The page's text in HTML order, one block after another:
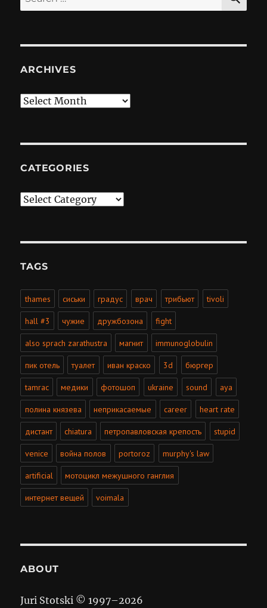
for:
ARCHIVES
Archives
CATEGORIES
Categories
TAGS
thames сиськи градус врач трибьют tivoli
hall #3 чужие дружбозона fight
also sprach zarathustra магнит immunoglobulin
пик отель туалет иван краско 3d бюргер
tamrac медики фотошоп ukraine sound aya
полина князева неприкасаемые career heart rate
дистант chiatura петропавловская крепость stupid
venice война полов portoroz murphy's law
artificial мотоцикл межушного ганглия
интернет вещей voimala
ABOUT
Juri Stotski © 1997–2026